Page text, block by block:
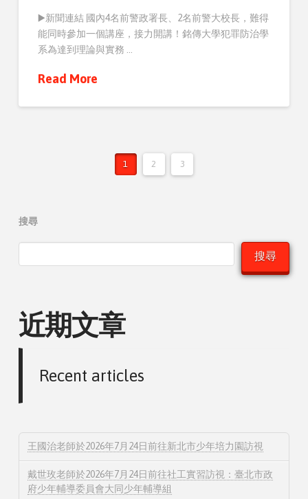
▶️新聞連結 國內4名前警政署長、2名前警大校長，難得
能同時參加一個講座，接力開講！銘傳大學犯罪防治學
系為達到理論與實務 …
Read More
1 2 3
搜尋
搜尋
近期文章
Recent articles
王國治老師於2026年7月24日前往新北市少年培力園訪視
戴世玫老師於2026年7月24日前往社工實習訪視：臺北市政
府少年輔導委員會大同少年輔導組